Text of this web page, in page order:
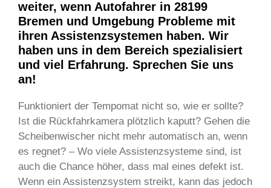
weiter, wenn Autofahrer in 28199
Bremen und Umgebung Probleme mit
ihren Assistenzsystemen haben. Wir
haben uns in dem Bereich spezialisiert
und viel Erfahrung. Sprechen Sie uns
an!
Funktioniert der Tempomat nicht so, wie er sollte?
Ist die Rückfahrkamera plötzlich kaputt? Gehen die
Scheibenwischer nicht mehr automatisch an, wenn
es regnet? – Wo viele Assistenzsysteme sind, ist
auch die Chance höher, dass mal eines defekt ist.
Wenn ein Assistenzsystem streikt, kann das jedoch